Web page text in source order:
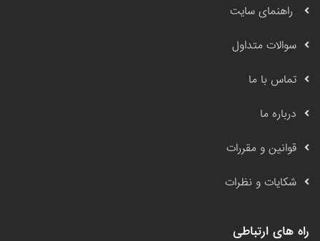
راهنمای سایت
سوالات متداول
تماس با ما
درباره ما
قوانین و مقررات
شکایات و نظرات
راه های ارتباطی